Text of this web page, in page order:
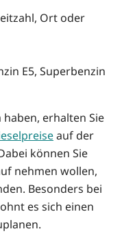
Ort oder
E5, Superbenzin
erhalten Sie
auf der
können Sie
nehmen wollen,
Besonders bei
es sich einen